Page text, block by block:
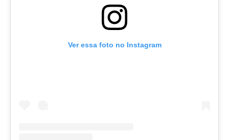
Ver essa foto no Instagram